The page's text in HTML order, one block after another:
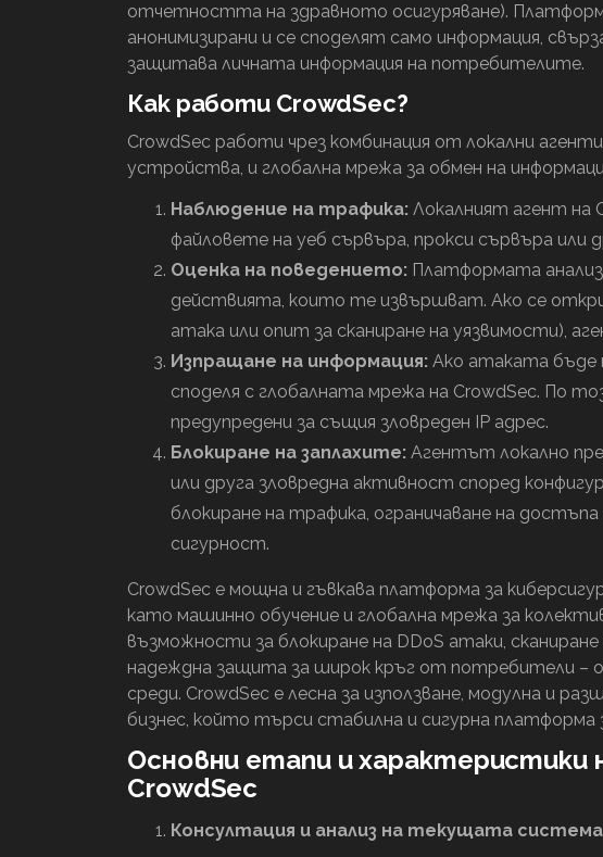
отчетността на здравното осигуряване).
анонимизирани и се споделят само информация,
защитава личната информация на потребителите.
Как работи CrowdSec?
CrowdSec работи чрез комбинация от локални
устройства, и глобална мрежа за обмен на
Наблюдение на трафика: Локалният агент на
файловете на уеб сървъра, прокси сървъра или
Оценка на поведението: Платформата
действията, които те извършват. Ако се
атака или опит за сканиране на уязвимости),
Изпращане на информация: Ако атаката бъде
споделя с глобалната мрежа на CrowdSec. По
предупредени за същия зловреден IP адрес.
Блокиране на заплахите: Агентът локално
или друга зловредна активност според
блокиране на трафика, ограничаване на
сигурност.
CrowdSec е мощна и гъвкава платформа за
като машинно обучение и глобална мрежа за
възможности за блокиране на DDoS атаки,
надеждна защита за широк кръг от потребители –
среди. CrowdSec е лесна за използване, модулна и
бизнес, който търси стабилна и сигурна
Основни етапи и характеристики
CrowdSec
Консултация и анализ на текущата система